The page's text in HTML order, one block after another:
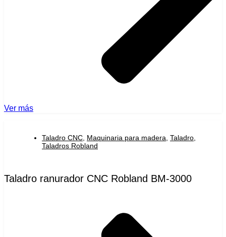
Ver más
Taladro CNC Maquinaria para madera Taladro
Taladros Robland
Taladro ranurador CNC Robland BM-3000